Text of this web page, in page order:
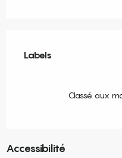
Labels
Labels
Classé aux
Accessibilité